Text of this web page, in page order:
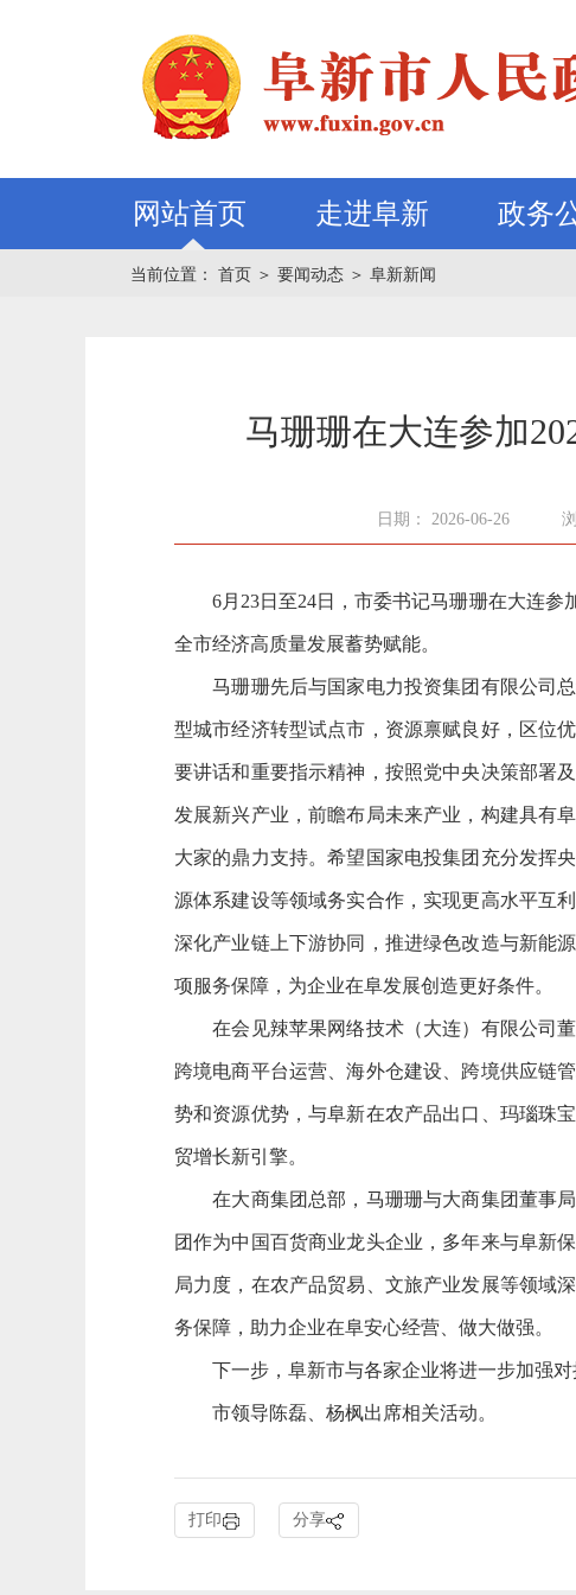
网站首页 走进阜新 政务
当前位置： 首页 ＞ 要闻动态 ＞ 阜新新闻
马珊珊在大连参加
日期： 2026-06-26
6月23日至24日，市委书记马珊珊在大连参
全市经济高质量发展蓄势赋能。
马珊珊先后与国家电力投资集团有限公司总
型城市经济转型试点市，资源禀赋良好，区位
要讲话和重要指示精神，按照党中央决策部署
发展新兴产业，前瞻布局未来产业，构建具有
大家的鼎力支持。希望国家电投集团充分发挥
源体系建设等领域务实合作，实现更高水平互
深化产业链上下游协同，推进绿色改造与新能
项服务保障，为企业在阜发展创造更好条件。
在会见辣苹果网络技术（大连）有限公司董
跨境电商平台运营、海外仓建设、跨境供应链
势和资源优势，与阜新在农产品出口、玛瑙珠
贸增长新引擎。
在大商集团总部，马珊珊与大商集团董事局
团作为中国百货商业龙头企业，多年来与阜新
局力度，在农产品贸易、文旅产业发展等领域
务保障，助力企业在阜安心经营、做大做强。
下一步，阜新市与各家企业将进一步加强对
市领导陈磊、杨枫出席相关活动。
打印 分享